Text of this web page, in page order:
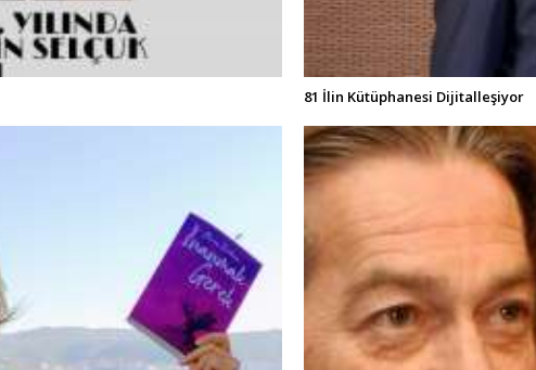
81 İlin Kütüphanesi Dijitalleşiyor